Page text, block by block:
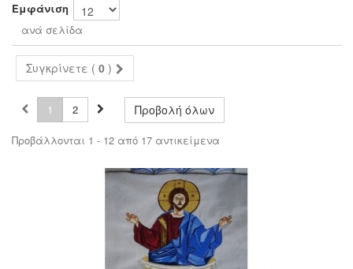
Εμφάνιση
ανά σελίδα
Συγκρίνετε ( 0 )
Προβολή όλων
1 2
Προβάλλονται 1 - 12 από 17 αντικείμενα